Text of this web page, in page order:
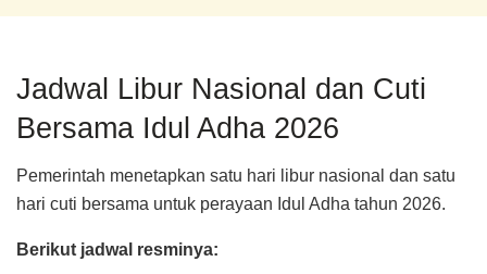
Jadwal Libur Nasional dan Cuti
Bersama Idul Adha 2026
Pemerintah menetapkan satu hari libur nasional dan satu
hari cuti bersama untuk perayaan Idul Adha tahun 2026.
Berikut jadwal resminya: